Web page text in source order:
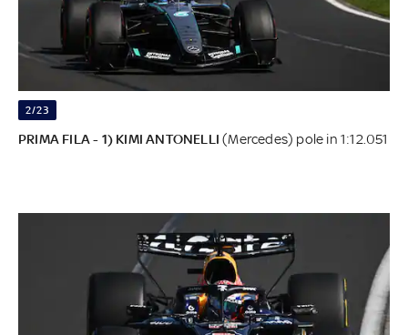
2/23
PRIMA FILA - 1) KIMI ANTONELLI (Mercedes) pole in 1:12.051